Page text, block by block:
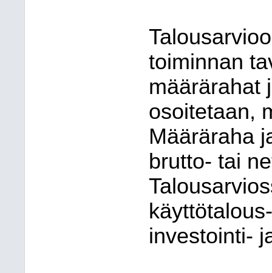
toiminnan
määrärahat
osoitetaan,
Määräraha
brutto- tai
investointi-